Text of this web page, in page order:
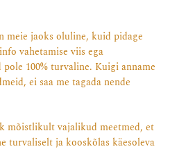
meie jaoks oluline, kuid pidage
vahetamise viis ega
100% turvaline. Kuigi anname
ei saa me tagada nende
mõistlikult vajalikud meetmed, et
turvaliselt ja kooskõlas käesoleva